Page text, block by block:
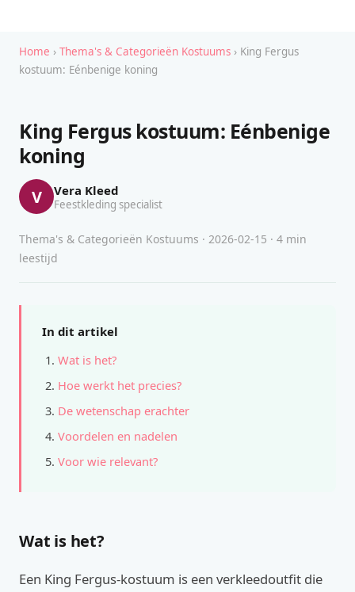
Home › Thema's & Categorieën Kostuums › King Fergus
kostuum: Eénbenige koning
King Fergus kostuum: Eénbenige
koning
V Vera Kleed
Feestkleding specialist
Thema's & Categorieën Kostuums · 2026-02-15 · 4 min
leestijd
In dit artikel
Wat is het?
Hoe werkt het precies?
De wetenschap erachter
Voordelen en nadelen
Voor wie relevant?
Wat is het?
Een King Fergus-kostuum is een verkleedoutfit die